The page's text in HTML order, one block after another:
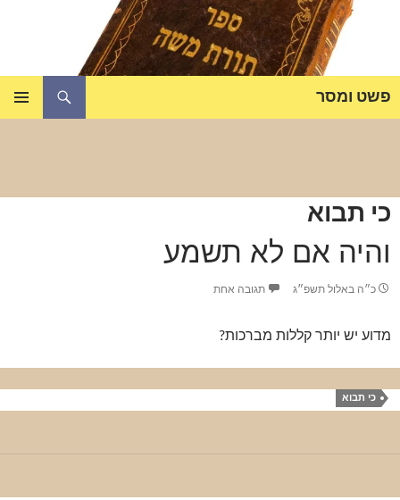
פשט ומסר
כי תבוא
והיה אם לא תשמע
כ״ה באלול תשפ״ג תגובה אחת
מדוע יש יותר קללות מברכות?
כי תבוא